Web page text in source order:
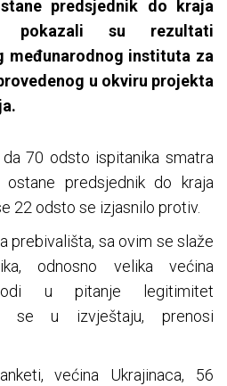
predsjednik do kraja
pokazali su rezultati
međunarodnog instituta za
u okviru projekta
70 odsto ispitanika smatra
predsjednik do kraja
22 odsto se izjasnilo protiv.
prebivališta, sa ovim se slaže
odnosno velika većina
u pitanje legitimitet
se u izvještaju, prenosi
većina Ukrajinaca, 56